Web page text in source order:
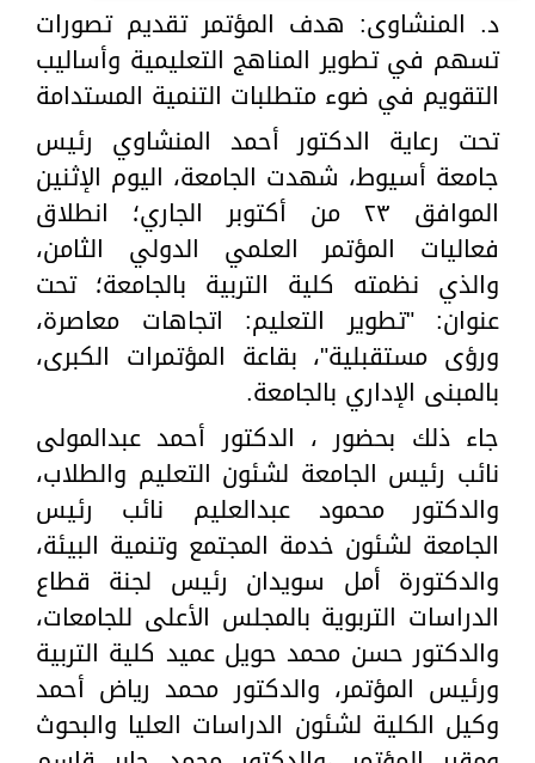
د. المنشاوى: هدف المؤتمر تقديم تصورات
تسهم في تطوير المناهج التعليمية وأساليب
التقويم في ضوء متطلبات التنمية المستدامة
تحت رعاية الدكتور أحمد المنشاوي رئيس
جامعة أسيوط، شهدت الجامعة، اليوم الإثنين
الموافق ٢٣ من أكتوبر الجاري؛ انطلاق
فعاليات المؤتمر العلمي الدولي الثامن،
والذي نظمته كلية التربية بالجامعة؛ تحت
عنوان: "تطوير التعليم: اتجاهات معاصرة،
ورؤى مستقبلية"، بقاعة المؤتمرات الكبرى،
بالمبنى الإداري بالجامعة.
جاء ذلك بحضور ، الدكتور أحمد عبدالمولى
نائب رئيس الجامعة لشئون التعليم والطلاب،
والدكتور محمود عبدالعليم نائب رئيس
الجامعة لشئون خدمة المجتمع وتنمية البيئة،
والدكتورة أمل سويدان رئيس لجنة قطاع
الدراسات التربوية بالمجلس الأعلى للجامعات،
والدكتور حسن محمد حويل عميد كلية التربية
ورئيس المؤتمر، والدكتور محمد رياض أحمد
وكيل الكلية لشئون الدراسات العليا والبحوث